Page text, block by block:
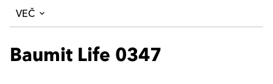
VEČ
Baumit Life 0347